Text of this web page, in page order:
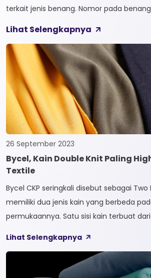
terkait jenis benang. Nomor pada
penomoran sendiri terbagi menjadi dua,
Langsung. 1. Penomoran Tidak
Langsung biasa diaplikasikan pada jenis
Rayon dan Cotton. Satuan yang paling […]
Lihat Selengkapnya
26 September 2023
Bycel, Kain Double Knit Paling
Textile
Bycel CKP seringkali disebut sebagai Two
memiliki dua jenis kain yang berbeda
permukaannya. Satu sisi kain terbuat
Bycel merupakan kain High-End karena
dapat digunakan sesuai kebutuhan
kain Bycel juga diberi teknologi teranyar
Lihat Selengkapnya